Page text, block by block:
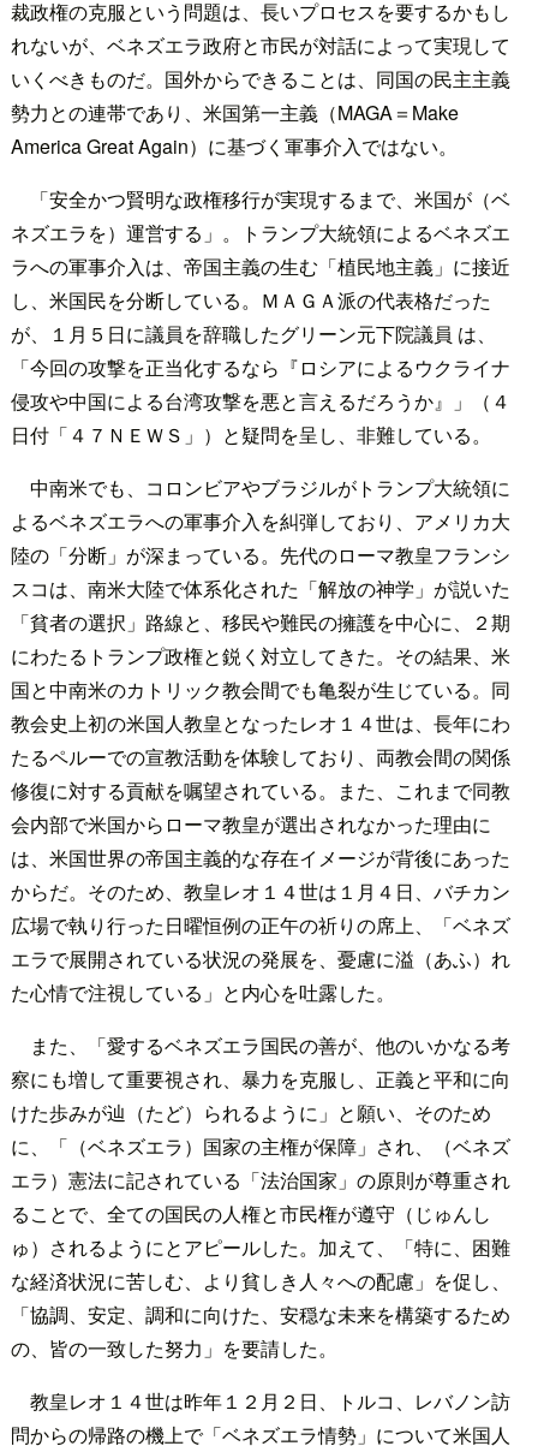
裁政権の克服という問題は、長いプロセスを要するかもし
れないが、ベネズエラ政府と市民が対話によって実現して
いくべきものだ。国外からできることは、同国の民主主義
勢力との連帯であり、米国第一主義（MAGA＝Make
America Great Again）に基づく軍事介入ではない。
「安全かつ賢明な政権移行が実現するまで、米国が（ベ
ネズエラを）運営する」。トランプ大統領によるベネズエ
ラへの軍事介入は、帝国主義の生む「植民地主義」に接近
し、米国民を分断している。ＭＡＧＡ派の代表格だった
が、１月５日に議員を辞職したグリーン元下院議員 は、
「今回の攻撃を正当化するなら『ロシアによるウクライナ
侵攻や中国による台湾攻撃を悪と言えるだろうか』」（４
日付「４７ＮＥＷＳ」）と疑問を呈し、非難している。
中南米でも、コロンビアやブラジルがトランプ大統領に
よるベネズエラへの軍事介入を糾弾しており、アメリカ大
陸の「分断」が深まっている。先代のローマ教皇フランシ
スコは、南米大陸で体系化された「解放の神学」が説いた
「貧者の選択」路線と、移民や難民の擁護を中心に、２期
にわたるトランプ政権と鋭く対立してきた。その結果、米
国と中南米のカトリック教会間でも亀裂が生じている。同
教会史上初の米国人教皇となったレオ１４世は、長年にわ
たるペルーでの宣教活動を体験しており、両教会間の関係
修復に対する貢献を嘱望されている。また、これまで同教
会内部で米国からローマ教皇が選出されなかった理由に
は、米国世界の帝国主義的な存在イメージが背後にあった
からだ。そのため、教皇レオ１４世は１月４日、バチカン
広場で執り行った日曜恒例の正午の祈りの席上、「ベネズ
エラで展開されている状況の発展を、憂慮に溢（あふ）れ
た心情で注視している」と内心を吐露した。
また、「愛するベネズエラ国民の善が、他のいかなる考
察にも増して重要視され、暴力を克服し、正義と平和に向
けた歩みが辿（たど）られるように」と願い、そのため
に、「（ベネズエラ）国家の主権が保障」され、（ベネズ
エラ）憲法に記されている「法治国家」の原則が尊重され
ることで、全ての国民の人権と市民権が遵守（じゅんし
ゅ）されるようにとアピールした。加えて、「特に、困難
な経済状況に苦しむ、より貧しき人々への配慮」を促し、
「協調、安定、調和に向けた、安穏な未来を構築するため
の、皆の一致した努力」を要請した。
教皇レオ１４世は昨年１２月２日、トルコ、レバノン訪
問からの帰路の機上で「ベネズエラ情勢」について米国人